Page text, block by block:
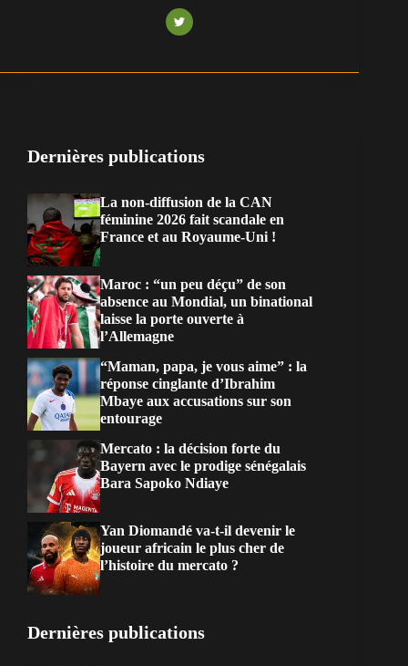
Dernières publications
La non-diffusion de la CAN
féminine 2026 fait scandale en
France et au Royaume-Uni !
Maroc : “un peu déçu” de son
absence au Mondial, un binational
laisse la porte ouverte à
l’Allemagne
“Maman, papa, je vous aime” : la
réponse cinglante d’Ibrahim
Mbaye aux accusations sur son
entourage
Mercato : la décision forte du
Bayern avec le prodige sénégalais
Bara Sapoko Ndiaye
Yan Diomandé va-t-il devenir le
joueur africain le plus cher de
l’histoire du mercato ?
Dernières publications